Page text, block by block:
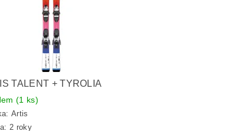
TALENT + TYROLIA
(1 ks)
Artis
2 roky